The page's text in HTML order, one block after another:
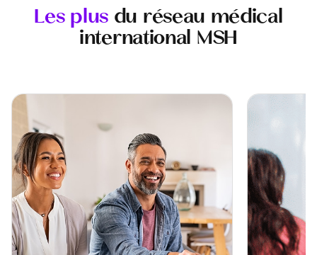
Les plus du réseau médical
international MSH